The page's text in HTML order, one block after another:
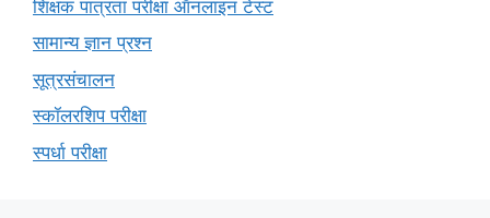
शिक्षक पात्रता परीक्षा ऑनलाइन टेस्ट
सामान्य ज्ञान प्रश्न
सूत्रसंचालन
स्कॉलरशिप परीक्षा
स्पर्धा परीक्षा